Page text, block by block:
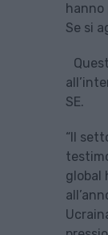
hanno
Se si
SE.
“Il
global